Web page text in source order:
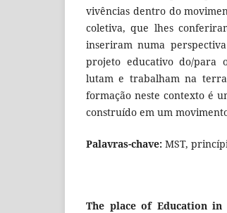
vivências dentro do
coletiva, que lhes
inseriram numa
projeto educativo do/para
lutam e trabalham na
formação neste contexto é
construído em um
Palavras-chave: MST,
The place of Education